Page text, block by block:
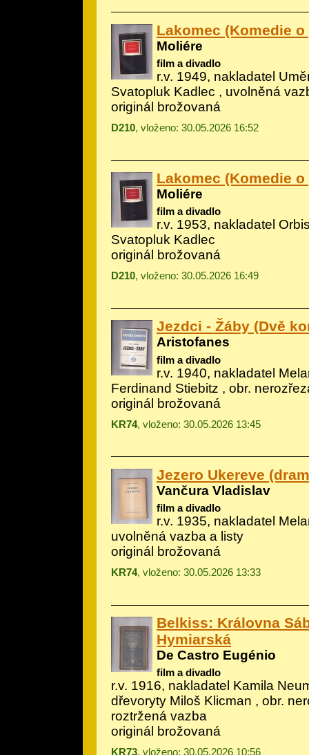
Lakomec (Komedie
Moliére
film a divadlo
r.v. 1949, nakladatel
Svatopluk Kadlec , uvolněná
originál brožovaná
D210, vloženo: 30.05.2026 16:52
Lakomec (Komedie
Moliére
film a divadlo
r.v. 1953, nakladatel
Svatopluk Kadlec
originál brožovaná
D210, vloženo: 30.05.2026 16:49
Jezdci - Žáby (Dvě
Aristofanes
film a divadlo
r.v. 1940, nakladatel
Ferdinand Stiebitz , obr.
originál brožovaná
KR74, vloženo: 30.05.2026 13:45
Jezero Ukereve
Vančura Vladislav
film a divadlo
r.v. 1935, nakladatel
uvolněná vazba a listy
originál brožovaná
KR74, vloženo: 30.05.2026 13:33
Belkiss: Královna
Hymiarská
De Castro Eugénio
film a divadlo
r.v. 1916, nakladatel Kamila
dřevoryty Miloš Klicman , obr.
roztržená vazba
originál brožovaná
KR73, vloženo: 30.05.2026 10:56